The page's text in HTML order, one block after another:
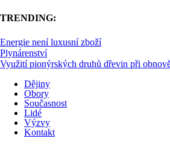
TRENDING:
Energie není luxusní zboží
Plynárenství
Využití pionýrských druhů dřevin při
Dějiny
Obory
Současnost
Lidé
Výzvy
Kontakt